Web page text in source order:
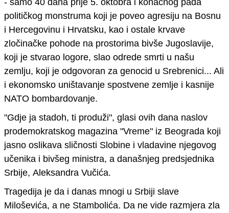
političkog monstruma koji je poveo agresiju na Bosnu
i Hercegovinu i Hrvatsku, kao i ostale krvave
zločinačke pohode na prostorima bivše Jugoslavije,
koji je stvarao logore, slao odrede smrti u našu
zemlju, koji je odgovoran za genocid u Srebrenici... Ali
i ekonomsko uništavanje spostvene zemlje i kasnije
NATO bombardovanje.
"Gdje ja stadoh, ti produži", glasi ovih dana naslov
prodemokratskog magazina "Vreme" iz Beograda koji
jasno oslikava sličnosti Slobine i vladavine njegovog
učenika i bivšeg ministra, a današnjeg predsjednika
Srbije, Aleksandra Vučića.
Tragedija je da i danas mnogi u Srbiji slave
Miloševića, a ne Stambolića. Da ne vide razmjera zla